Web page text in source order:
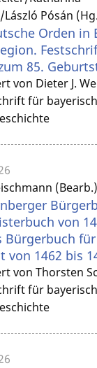
Pósán
Orden in
85.
von Dieter J.
für
(Bearb.)
von
Bürgerbuch
von 1462 bis
von Thorsten
für